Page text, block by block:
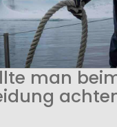
man